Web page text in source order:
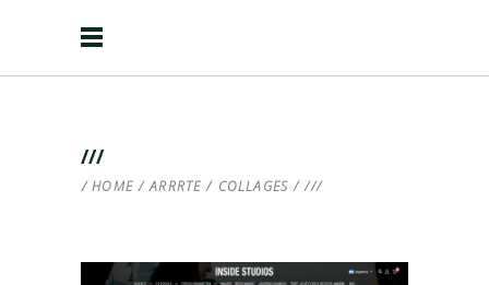
///
HOME / ARRRTE / COLLAGES / ///